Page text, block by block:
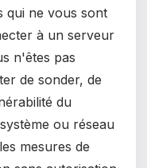
qui ne vous sont
à un serveur
n'êtes pas
de sonder, de
du
ou réseau
mesures de